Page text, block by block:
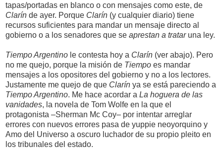
tapas/portadas en blanco o con mensajes como este, de
Clarín de ayer. Porque Clarín (y cualquier diario) tiene
recursos suficientes para mandar un mensaje directo al
gobierno o a los senadores que se aprestan a trataruna ley.
Tiempo Argentino le contesta hoy a Clarín (ver abajo). Pero
no me quejo, porque la misión de Tiempo es mandar
mensajes a los opositores del gobierno y no a los lectores.
Justamente me quejo de que Clarín ya se está pareciendo a
Tiempo Argentino. Me hace acordar a La hoguera de las
vanidades, la novela de Tom Wolfe en la que el
protagonista –Sherman Mc Coy– por intentar arreglar
errores con nuevos errores pasa de yuppie neoyorquino y
Amo del Universo a oscuro luchador de su propio pleito en
los tribunales del estado.